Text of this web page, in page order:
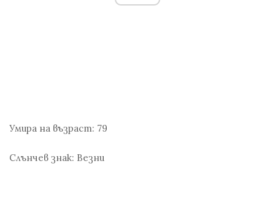
Умира на възраст: 79
Слънчев знак: Везни